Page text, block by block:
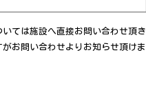
ては施設へ直接お問い合わせ頂き
お問い合わせよりお知らせ頂けま